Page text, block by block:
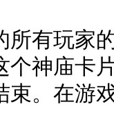
有玩家的
个神庙卡
束。在游